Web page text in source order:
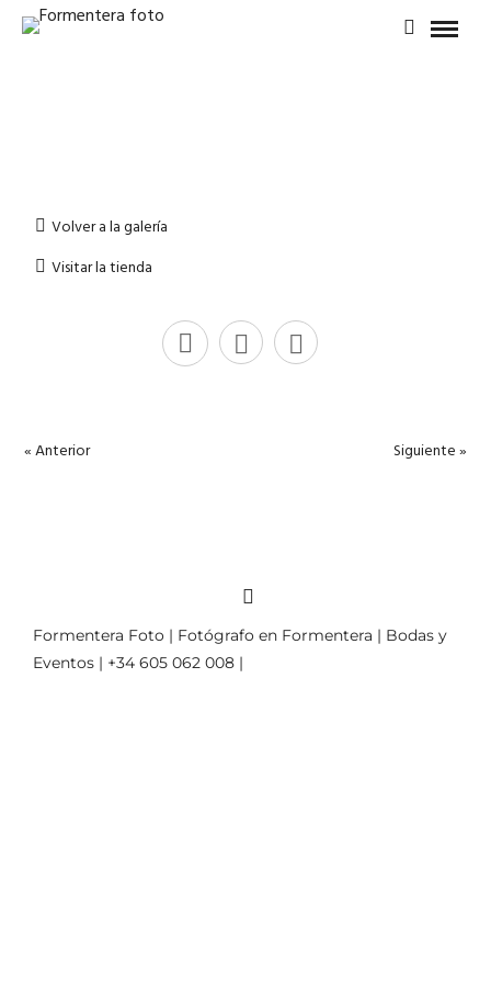
Volver a la galería
Visitar la tienda
« Anterior Siguiente »
Formentera Foto | Fotógrafo en Formentera | Bodas y
Eventos | +34 605 062 008 |